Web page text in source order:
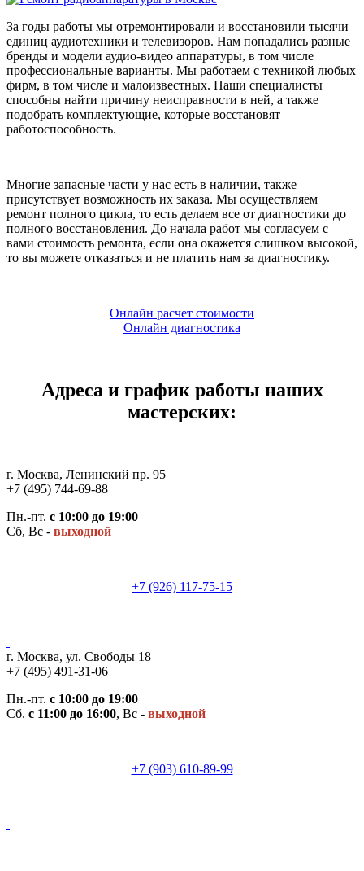
За годы работы мы отремонтировали и восстановили тысячи
единиц аудиотехники и телевизоров. Нам попадались разные
бренды и модели аудио-видео аппаратуры, в том числе
профессиональные варианты. Мы работаем с техникой любых
фирм, в том числе и малоизвестных. Наши специалисты
способны найти причину неисправности в ней, а также
подобрать комплектующие, которые восстановят
работоспособность.
Многие запасные части у нас есть в наличии, также
присутствует возможность их заказа. Мы осуществляем
ремонт полного цикла, то есть делаем все от диагностики до
полного восстановления. До начала работ мы согласуем с
вами стоимость ремонта, если она окажется слишком высокой,
то вы можете отказаться и не платить нам за диагностику.
Онлайн расчет стоимости
Онлайн диагностика
Адреса и график работы наших
мастерских:
г. Москва, Ленинский пр. 95
+7 (495) 744-69-88
Пн.-пт. с 10:00 до 19:00
Сб, Вс - выходной
+7 (926) 117-75-15
г. Москва, ул. Свободы 18
+7 (495) 491-31-06
Пн.-пт. с 10:00 до 19:00
Сб. с 11:00 до 16:00, Вс - выходной
+7 (903) 610-89-99